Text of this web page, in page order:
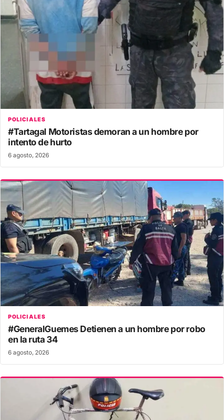
POLICIALES
#Tartagal Motoristas demoran a un hombre por
intento de hurto
6 agosto, 2026
POLICIALES
#GeneralGuemes Detienen a un hombre por robo
en la ruta 34
6 agosto, 2026